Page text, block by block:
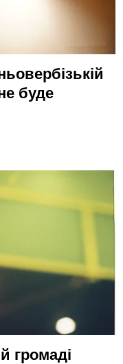
буде
громаді